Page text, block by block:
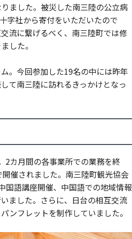
ました。被災した南三陸の公立病
字社から寄付をいただいたので
流に繋げるべく、南三陸町では修
した。
。今回参加した19名の中には昨年
て南三陸に訪れるきっかけとなっ
2カ月間の各事業所での業務を終
催されました。南三陸町観光協会
国語講座開催、中国語での地域情報
ました。さらに、日台の相互交流
ンフレットを制作していました。